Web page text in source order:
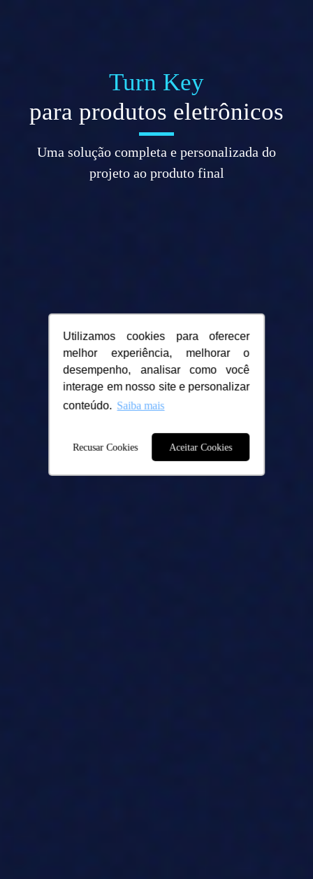
Utilizamos cookies para oferecer
melhor experiência, melhorar o
desempenho, analisar como você
interage em nosso site e personalizar
conteúdo. Saiba mais
Recusar Cookies Aceitar Cookies
Turn Key
para produtos eletrônicos
Uma solução completa e personalizada do
projeto ao produto final